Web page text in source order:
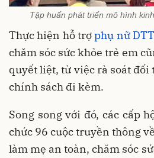
Tập huấn phát triển mô hình
Thực hiện hỗ trợphụ nữ DTT
chăm sóc sức khỏe trẻ em
quyết liệt, từ việc rà soát đối
chính sách đi kèm.
Song song với đó, các cấp
chức 96 cuộc truyền thông
làm mẹ an toàn, chăm sóc